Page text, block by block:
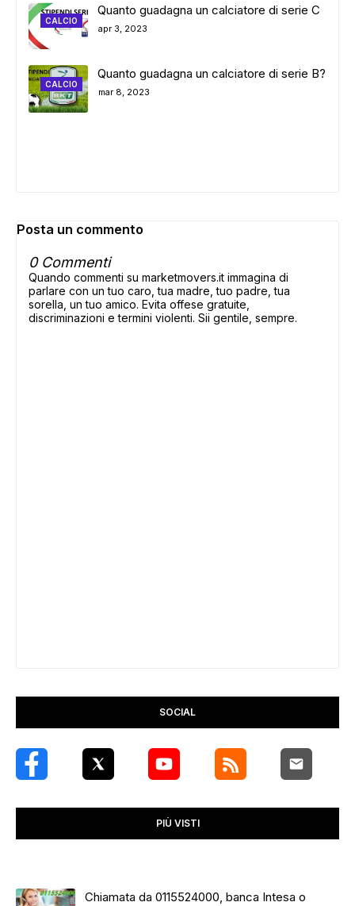
CALCIO
Quanto guadagna un calciatore di serie C
apr 3, 2023
CALCIO
Quanto guadagna un calciatore di serie B?
mar 8, 2023
Posta un commento
0 Commenti
Quando commenti su marketmovers.it immagina di
parlare con un tuo caro, tua madre, tuo padre, tua
sorella, un tuo amico. Evita offese gratuite,
discriminazioni e termini violenti. Sii gentile, sempre.
SOCIAL
PIÙ VISTI
Chiamata da 0115524000, banca Intesa o